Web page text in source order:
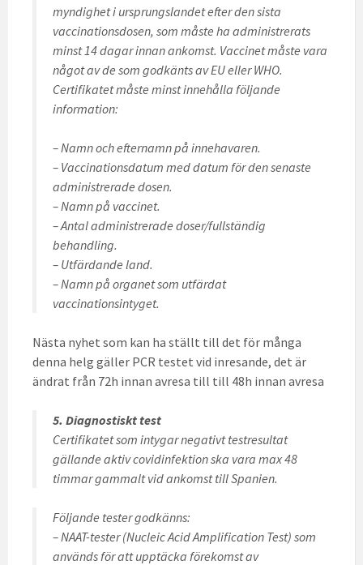
myndighet i ursprungslandet efter den sista
vaccinationsdosen, som måste ha administrerats
minst 14 dagar innan ankomst. Vaccinet måste vara
något av de som godkänts av EU eller WHO.
Certifikatet måste minst innehålla följande
information:
– Namn och efternamn på innehavaren.
– Vaccinationsdatum med datum för den senaste
administrerade dosen.
– Namn på vaccinet.
– Antal administrerade doser/fullständig
behandling.
– Utfärdande land.
– Namn på organet som utfärdat
vaccinationsintyget.
Nästa nyhet som kan ha ställt till det för många
denna helg gäller PCR testet vid inresande, det är
ändrat från 72h innan avresa till till 48h innan avresa
5. Diagnostiskt test
Certifikatet som intygar negativt testresultat
gällande aktiv covidinfektion ska vara max 48
timmar gammalt vid ankomst till Spanien.
Följande tester godkänns:
– NAAT-tester (Nucleic Acid Amplification Test) som
används för att upptäcka förekomst av